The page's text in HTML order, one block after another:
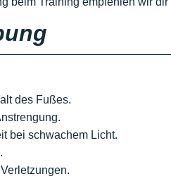
des Fußes.
bei schwachem Licht.